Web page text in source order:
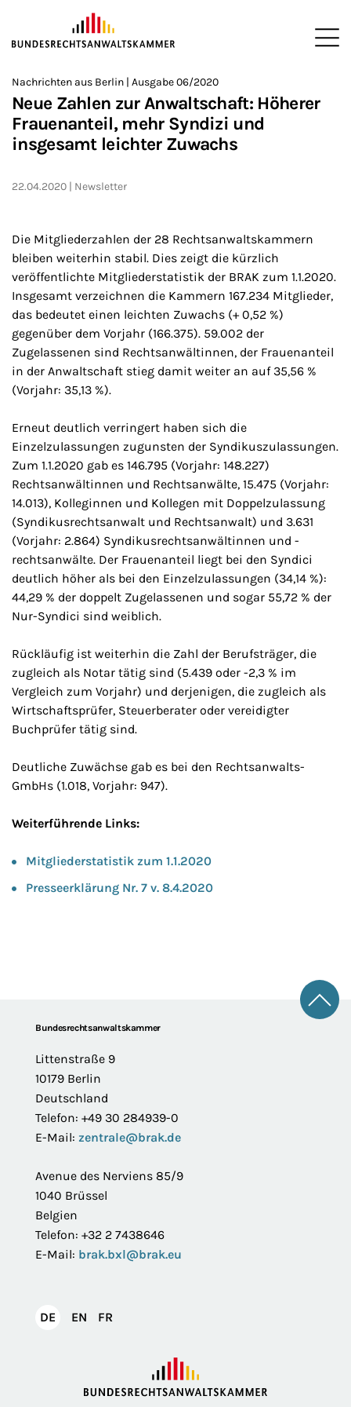
ZUM HAUPTINHALT SPRINGEN
Sie befinden sich hier:
>
Startseite
>
Newsroom
>
Newsletter
>
Nachrichten aus Berlin
Nachrichten aus Berlin | Ausgabe 06/2020
Neue Zahlen zur Anwaltschaft: Höherer
Frauenanteil, mehr Syndizi und
insgesamt leichter Zuwachs
22.04.2020 Newsletter
Die Mitgliederzahlen der 28 Rechtsanwaltskammern
bleiben weiterhin stabil. Dies zeigt die kürzlich
veröffentlichte Mitgliederstatistik der BRAK zum 1.1.2020.
Insgesamt verzeichnen die Kammern 167.234 Mitglieder,
das bedeutet einen leichten Zuwachs (+ 0,52 %)
gegenüber dem Vorjahr (166.375). 59.002 der
Zugelassenen sind Rechtsanwältinnen, der Frauenanteil
in der Anwaltschaft stieg damit weiter an auf 35,56 %
(Vorjahr: 35,13 %).
Erneut deutlich verringert haben sich die
Einzelzulassungen zugunsten der Syndikuszulassungen.
Zum 1.1.2020 gab es 146.795 (Vorjahr: 148.227)
Rechtsanwältinnen und Rechtsanwälte, 15.475 (Vorjahr:
14.013), Kolleginnen und Kollegen mit Doppelzulassung
(Syndikusrechtsanwalt und Rechtsanwalt) und 3.631
(Vorjahr: 2.864) Syndikusrechtsanwältinnen und -
rechtsanwälte. Der Frauenanteil liegt bei den Syndici
deutlich höher als bei den Einzelzulassungen (34,14 %):
44,29 % der doppelt Zugelassenen und sogar 55,72 % der
Nur-Syndici sind weiblich.
Rückläufig ist weiterhin die Zahl der Berufsträger, die
zugleich als Notar tätig sind (5.439 oder -2,3 % im
Vergleich zum Vorjahr) und derjenigen, die zugleich als
Wirtschaftsprüfer, Steuerberater oder vereidigter
Buchprüfer tätig sind.
Deutliche Zuwächse gab es bei den Rechtsanwalts-
GmbHs (1.018, Vorjahr: 947).
Weiterführende Links:
Mitgliederstatistik zum 1.1.2020
Presseerklärung Nr. 7 v. 8.4.2020
FooterBundesrechtsanwaltskammer
Littenstraße 9
10179 Berlin
Deutschland
Telefon: +49 30 284939-0
E-Mail: zentrale@brak.de
Avenue des Nerviens 85/9
1040 Brüssel
Belgien
Telefon: +32 2 7438646
E-Mail: brak.bxl@brak.eu
DEDeutsch
EN English
FR